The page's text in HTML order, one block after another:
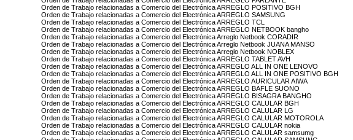
Orden de Trabajo relacionadas a Comercio del Electrónica ARREGLO POSITIVO BGH
Orden de Trabajo relacionadas a Comercio del Electrónica ARREGLO SAMSUNG
Orden de Trabajo relacionadas a Comercio del Electrónica ARREGLO TCL
Orden de Trabajo relacionadas a Comercio del Electrónica ARREGLO NETBOOK bangho
Orden de Trabajo relacionadas a Comercio del Electrónica Arreglo Netbook CORADIR
Orden de Trabajo relacionadas a Comercio del Electrónica Arreglo Netbook JUANA MANSO
Orden de Trabajo relacionadas a Comercio del Electrónica Arreglo Netbook NOBLEX
Orden de Trabajo relacionadas a Comercio del Electrónica ARREGLO TABLET AVH
Orden de Trabajo relacionadas a Comercio del Electrónica ARREGLO ALL IN ONE LENOVO
Orden de Trabajo relacionadas a Comercio del Electrónica ARREGLO ALL IN ONE POSITIVO BGH
Orden de Trabajo relacionadas a Comercio del Electrónica ARREGLO AURICULAR AIWA
Orden de Trabajo relacionadas a Comercio del Electrónica ARREGLO BAFLE SUONO
Orden de Trabajo relacionadas a Comercio del Electrónica ARREGLO BISAGRA BANGHO
Orden de Trabajo relacionadas a Comercio del Electrónica ARREGLO CALULAR BGH
Orden de Trabajo relacionadas a Comercio del Electrónica ARREGLO CALULAR LG
Orden de Trabajo relacionadas a Comercio del Electrónica ARREGLO CALULAR MOTOROLA
Orden de Trabajo relacionadas a Comercio del Electrónica ARREGLO CALULAR nokia
Orden de Trabajo relacionadas a Comercio del Electrónica ARREGLO CALULAR samsumg